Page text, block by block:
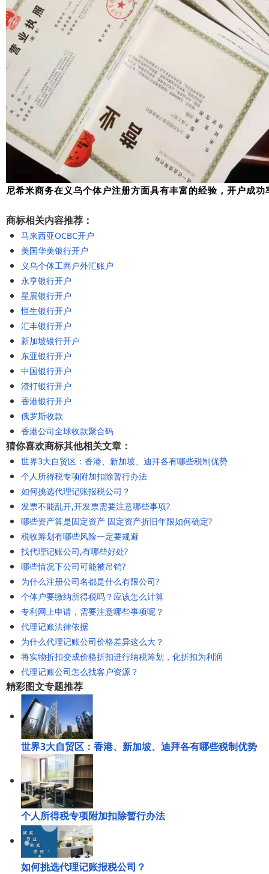
尼希米商务在义乌个体户注册方面具有丰富的经验，开户成
商标相关内容推荐：
马来西亚OCBC开户
美国华美银行开户
义乌个体工商户外汇账户
永亨银行开户
星展银行开户
恒生银行开户
汇丰银行开户
新加坡银行开户
东亚银行开户
中国银行开户
渣打银行开户
香港银行开户
俄罗斯收款
香港公司全球收款聚合码
猜你喜欢商标其他相关文章：
世界3大自贸区：香港、新加坡、迪拜各有哪些税制优势
个人所得税专项附加扣除暂行办法
如何挑选代理记账报税公司？
发票不能乱开,开发票需要注意哪些事项?
哪些资产算是固定资产 固定资产折旧年限如何确定?
税收筹划有哪些风险一定要规避
找代理记账公司,有哪些好处?
哪些情况下公司可能被吊销?
为什么注册公司名都是什么有限公司?
个体户要缴纳所得税吗？应该怎么计算
专利网上申请，需要注意哪些事项呢？
代理记账法律依据
为什么代理记账公司价格差异这么大？
将实物折扣变成价格折扣进行纳税筹划，化折扣为利润
代理记账公司怎么找客户资源？
精彩图文专题推荐
世界3大自贸区：香港、新加坡、迪拜各有哪些税制优势
个人所得税专项附加扣除暂行办法
如何挑选代理记账报税公司？